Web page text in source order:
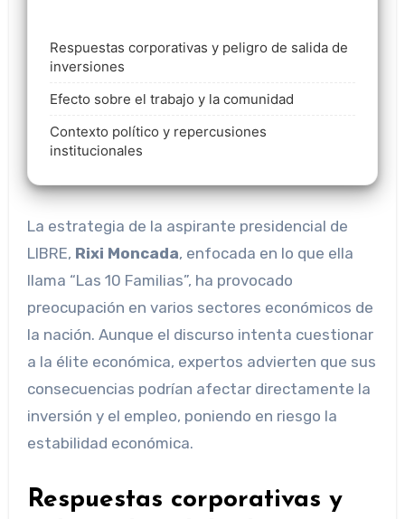
Respuestas corporativas y peligro de salida de
inversiones
Efecto sobre el trabajo y la comunidad
Contexto político y repercusiones
institucionales
La estrategia de la aspirante presidencial de
LIBRE, Rixi Moncada, enfocada en lo que ella
llama “Las 10 Familias”, ha provocado
preocupación en varios sectores económicos de
la nación. Aunque el discurso intenta cuestionar
a la élite económica, expertos advierten que sus
consecuencias podrían afectar directamente la
inversión y el empleo, poniendo en riesgo la
estabilidad económica.
Respuestas corporativas y